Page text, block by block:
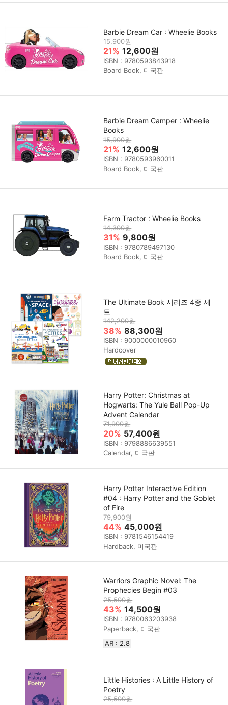
Barbie Dream Car : Wheelie Books
15,900원
21% 12,600원
ISBN : 9780593843918
Board Book, 미국판
Barbie Dream Camper : Wheelie
Books
15,900원
21% 12,600원
ISBN : 9780593960011
Board Book, 미국판
Farm Tractor : Wheelie Books
14,300원
31% 9,800원
ISBN : 9780789497130
Board Book, 미국판
The Ultimate Book 시리즈 4종 세
트
142,200원
38% 88,300원
ISBN : 9000000010960
Hardcover
Harry Potter: Christmas at
Hogwarts: The Yule Ball Pop-Up
Advent Calendar
71,900원
20% 57,400원
ISBN : 9798886639551
Calendar, 미국판
Harry Potter Interactive Edition
#04 : Harry Potter and the Goblet
of Fire
79,900원
44% 45,000원
ISBN : 9781546154419
Hardback, 미국판
Warriors Graphic Novel: The
Prophecies Begin #03
25,500원
43% 14,500원
ISBN : 9780063203938
Paperback, 미국판
AR : 2.8
Little Histories : A Little History of
Poetry
25,500원